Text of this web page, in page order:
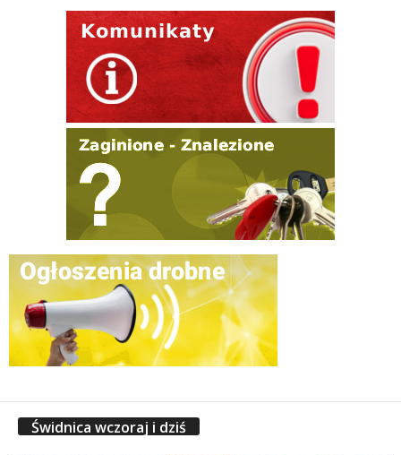
Świdnica wczoraj i dziś